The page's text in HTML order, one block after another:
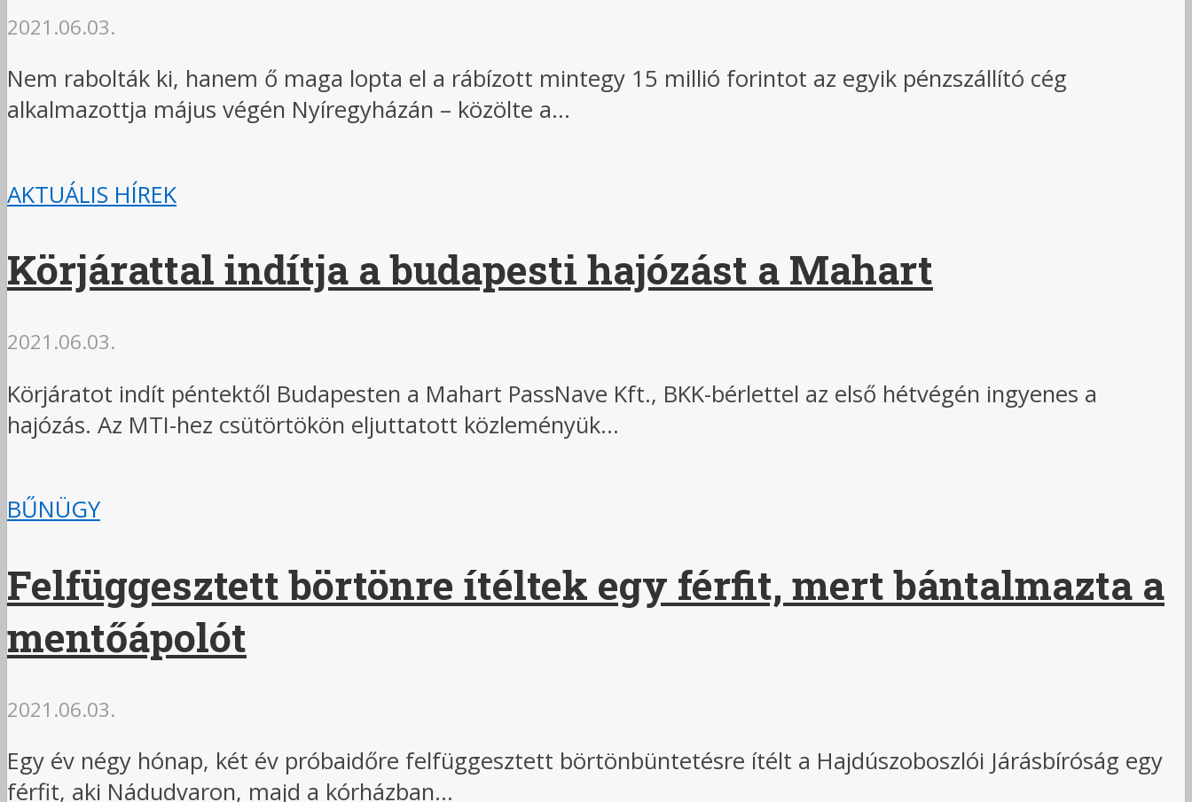
2021.06.03.
Nem rabolták ki, hanem ő maga lopta el a rábízott mintegy 15 millió forintot az egyik pénzszállító cég
alkalmazottja május végén Nyíregyházán – közölte a...
AKTUÁLIS HÍREK
Körjárattal indítja a budapesti hajózást a Mahart
2021.06.03.
Körjáratot indít péntektől Budapesten a Mahart PassNave Kft., BKK-bérlettel az első hétvégén ingyenes a
hajózás. Az MTI-hez csütörtökön eljuttatott közleményük...
BŰNÜGY
Felfüggesztett börtönre ítéltek egy férfit, mert bántalmazta a
mentőápolót
2021.06.03.
Egy év négy hónap, két év próbaidőre felfüggesztett börtönbüntetésre ítélt a Hajdúszoboszlói Járásbíróság egy
férfit, aki Nádudvaron, majd a kórházban...